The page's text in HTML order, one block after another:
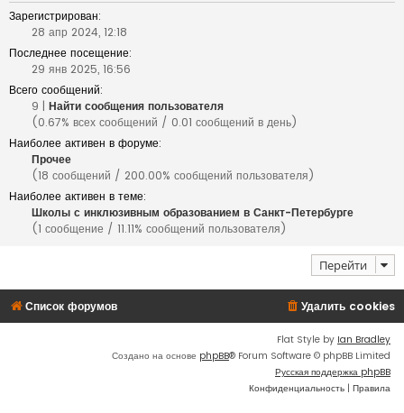
Зарегистрирован:
28 апр 2024, 12:18
Последнее посещение:
29 янв 2025, 16:56
Всего сообщений:
9 | Найти сообщения пользователя
(0.67% всех сообщений / 0.01 сообщений в день)
Наиболее активен в форуме:
Прочее
(18 сообщений / 200.00% сообщений пользователя)
Наиболее активен в теме:
Школы с инклюзивным образованием в Санкт-Петербурге
(1 сообщение / 11.11% сообщений пользователя)
Перейти
Список форумов Удалить cookies
Flat Style by Ian Bradley
Создано на основе phpBB® Forum Software © phpBB Limited
Русская поддержка phpBB
Конфиденциальность | Правила